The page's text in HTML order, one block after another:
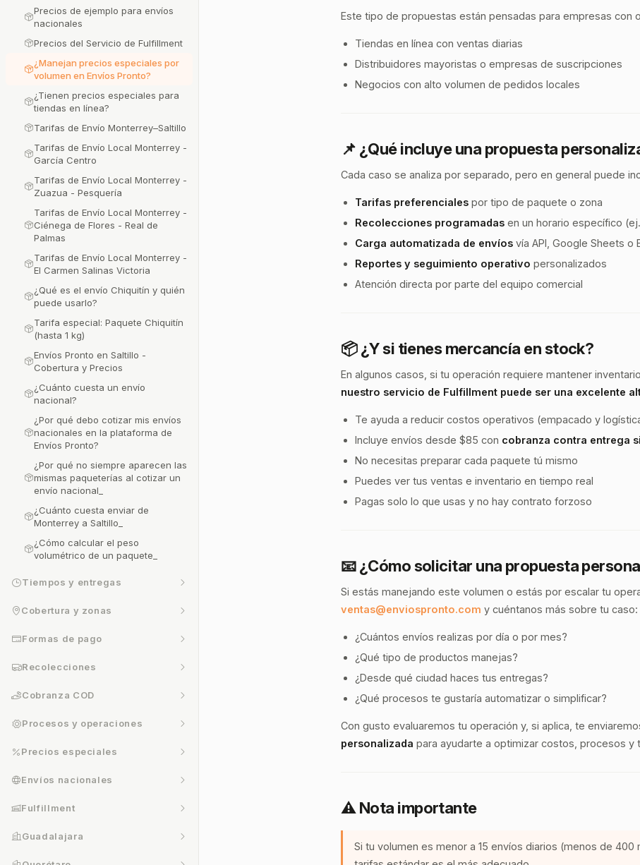
Precios de ejemplo para envíos
nacionales
Precios del Servicio de Fulfillment
¿Manejan precios especiales por
volumen en Envíos Pronto?
¿Tienen precios especiales para
tiendas en línea?
Tarifas de Envío Monterrey–Saltillo
Tarifas de Envío Local Monterrey -
García Centro
Tarifas de Envío Local Monterrey -
Zuazua - Pesquería
Tarifas de Envío Local Monterrey -
Ciénega de Flores - Real de
Palmas
Tarifas de Envío Local Monterrey -
El Carmen Salinas Victoria
¿Qué es el envío Chiquitín y quién
puede usarlo?
Tarifa especial: Paquete Chiquitín
(hasta 1 kg)
Envíos Pronto en Saltillo -
Cobertura y Precios
¿Cuánto cuesta un envío
nacional?
¿Por qué debo cotizar mis envíos
nacionales en la plataforma de
Envíos Pronto?
¿Por qué no siempre aparecen las
mismas paqueterías al cotizar un
envío nacional_
¿Cuánto cuesta enviar de
Monterrey a Saltillo_
¿Cómo calcular el peso
volumétrico de un paquete_
Tiempos y entregas
Cobertura y zonas
Formas de pago
Recolecciones
Cobranza COD
Procesos y operaciones
Precios especiales
Envíos nacionales
Fulfillment
Guadalajara
Este tipo de propuestas están pensadas para empresas con
Tiendas en línea con ventas diarias
Distribuidores mayoristas o empresas de suscripciones
Negocios con alto volumen de pedidos locales
📌 ¿Qué incluye una propuesta
Cada caso se analiza por separado, pero en general puede
Tarifas preferenciales por tipo de paquete o zona
Recolecciones programadas en un horario específico
Carga automatizada de envíos vía API, Google Sheets o
Reportes y seguimiento operativo personalizados
Atención directa por parte del equipo comercial
📦 ¿Y si tienes mercancía en stock?
En algunos casos, si tu operación requiere mantener
nuestro servicio de Fulfillment puede ser una excelente
Te ayuda a reducir costos operativos (empacado y
Incluye envíos desde $85 con cobranza contra entrega
No necesitas preparar cada paquete tú mismo
Puedes ver tus ventas e inventario en tiempo real
Pagas solo lo que usas y no hay contrato forzoso
📧 ¿Cómo solicitar una propuesta
Si estás manejando este volumen o estás por escalar tu
ventas@enviospronto.com y cuéntanos más sobre tu caso:
¿Cuántos envíos realizas por día o por mes?
¿Qué tipo de productos manejas?
¿Desde qué ciudad haces tus entregas?
¿Qué procesos te gustaría automatizar o simplificar?
Con gusto evaluaremos tu operación y, si aplica, te
personalizada para ayudarte a optimizar costos, procesos y
⚠️ Nota importante
Si tu volumen es menor a 15 envíos diarios (menos de